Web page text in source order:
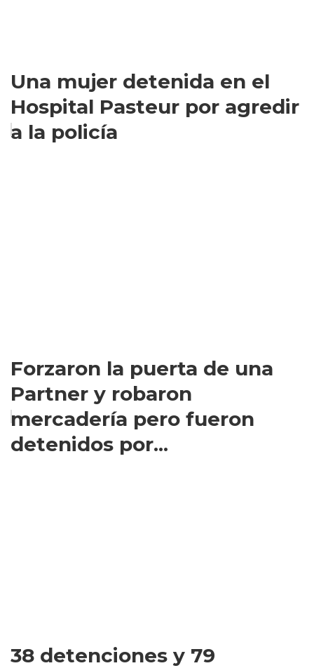
Una mujer detenida en el
Hospital Pasteur por agredir
a la policía
Forzaron la puerta de una
Partner y robaron
mercadería pero fueron
detenidos por...
38 detenciones y 79